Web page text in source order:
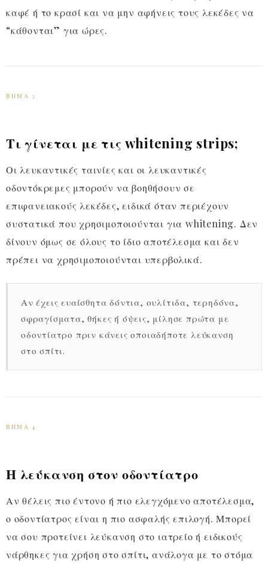
καφέ ή το κρασί και να μην αφήνεις τους λεκέδες να
“κάθονται” για ώρες.
ΒΉΜΑ 3
Τι γίνεται με τις whitening strips;
Οι λευκαντικές ταινίες και οι λευκαντικές
οδοντόκρεμες μπορούν να βοηθήσουν σε
επιφανειακούς λεκέδες, ειδικά όταν περιέχουν
συστατικά που χρησιμοποιούνται για whitening. Δεν
δίνουν όμως σε όλους το ίδιο αποτέλεσμα και δεν
πρέπει να χρησιμοποιούνται υπερβολικά.
Αν έχεις ευαίσθητα δόντια, ουλίτιδα, τερηδόνα,
σφραγίσματα, θήκες ή όψεις, μίλησε πρώτα με
οδοντίατρο πριν κάνεις οποιαδήποτε λεύκανση
στο σπίτι.
ΒΉΜΑ 4
Η λεύκανση στον οδοντίατρο
Αν θέλεις πιο έντονο ή πιο ελεγχόμενο αποτέλεσμα,
ο οδοντίατρος είναι η πιο ασφαλής επιλογή. Μπορεί
να σου προτείνει λεύκανση στο ιατρείο ή ειδικούς
νάρθηκες για χρήση στο σπίτι, ανάλογα με το στόμα